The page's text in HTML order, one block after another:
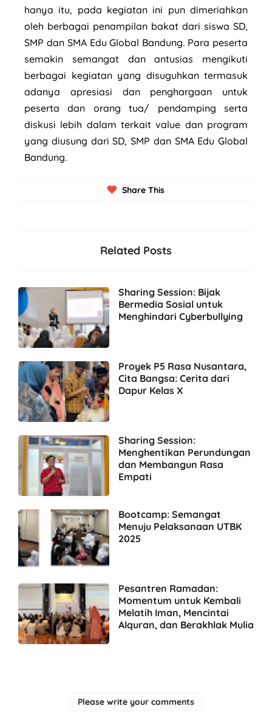
hanya itu, pada kegiatan ini pun dimeriahkan
oleh berbagai penampilan bakat dari siswa SD,
SMP dan SMA Edu Global Bandung. Para peserta
semakin semangat dan antusias mengikuti
berbagai kegiatan yang disuguhkan termasuk
adanya apresiasi dan penghargaan untuk
peserta dan orang tua/ pendamping serta
diskusi lebih dalam terkait value dan program
yang diusung dari SD, SMP dan SMA Edu Global
Bandung.
Share This
Related Posts
Sharing Session: Bijak
Bermedia Sosial untuk
Menghindari Cyberbullying
Proyek P5 Rasa Nusantara,
Cita Bangsa: Cerita dari
Dapur Kelas X
Sharing Session:
Menghentikan Perundungan
dan Membangun Rasa
Empati
Bootcamp: Semangat
Menuju Pelaksanaan UTBK
2025
Pesantren Ramadan:
Momentum untuk Kembali
Melatih Iman, Mencintai
Alquran, dan Berakhlak Mulia
Please write your comments